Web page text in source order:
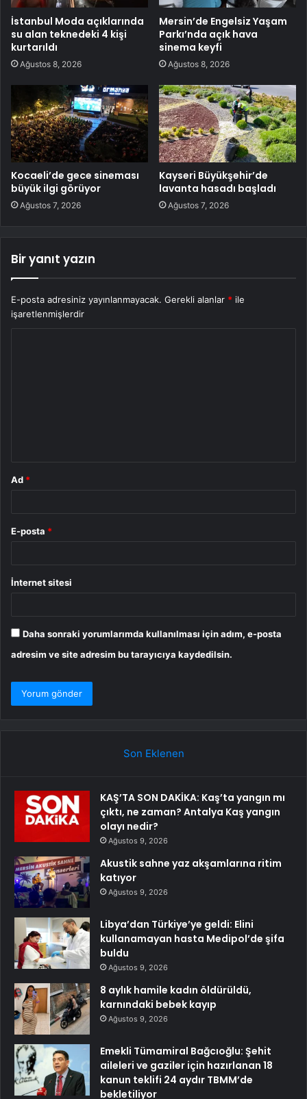
İstanbul Moda açıklarında
su alan teknedeki 4 kişi
kurtarıldı
Ağustos 8, 2026
Mersin’de Engelsiz Yaşam
Parkı’nda açık hava
sinema keyfi
Ağustos 8, 2026
Kocaeli’de gece sineması
büyük ilgi görüyor
Ağustos 7, 2026
Kayseri Büyükşehir’de
lavanta hasadı başladı
Ağustos 7, 2026
Bir yanıt yazın
E-posta adresiniz yayınlanmayacak. Gerekli alanlar * ile
işaretlenmişlerdir
Ad *
E-posta *
İnternet sitesi
Daha sonraki yorumlarımda kullanılması için adım, e-posta
adresim ve site adresim bu tarayıcıya kaydedilsin.
Son Eklenen
KAŞ’TA SON DAKİKA: Kaş’ta yangın mı
çıktı, ne zaman? Antalya Kaş yangın
olayı nedir?
Ağustos 9, 2026
Akustik sahne yaz akşamlarına ritim
katıyor
Ağustos 9, 2026
Libya’dan Türkiye’ye geldi: Elini
kullanamayan hasta Medipol’de şifa
buldu
Ağustos 9, 2026
8 aylık hamile kadın öldürüldü,
karnındaki bebek kayıp
Ağustos 9, 2026
Emekli Tümamiral Bağcıoğlu: Şehit
aileleri ve gaziler için hazırlanan 18
kanun teklifi 24 aydır TBMM’de
bekletiliyor